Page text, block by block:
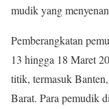
mudik yang
Pemberangkatan
13 hingga 18 Maret
titik, termasuk
Barat. Para pemudik